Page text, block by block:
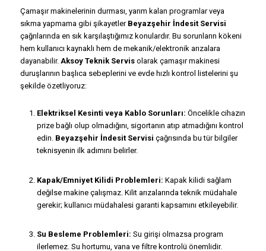
Çamaşır makinelerinin durması, yarım kalan programlar veya
sıkma yapmama gibi şikayetler Beyazşehir İndesit Servisi
çağrılarında en sık karşılaştığımız konulardır. Bu sorunların kökeni
hem kullanıcı kaynaklı hem de mekanik/elektronik arızalara
dayanabilir. Aksoy Teknik Servisolarak çamaşır makinesi
duruşlarının başlıca sebeplerini ve evde hızlı kontrol listelerini şu
şekilde özetliyoruz:
Elektriksel Kesinti veya Kablo Sorunları: Öncelikle cihazın
prize bağlı olup olmadığını, sigortanın atıp atmadığını kontrol
edin. Beyazşehir İndesit Servisi çağrısında bu tür bilgiler
teknisyenin ilk adımını belirler.
Kapak/Emniyet Kilidi Problemleri: Kapak kilidi sağlam
değilse makine çalışmaz. Kilit arızalarında teknik müdahale
gerekir; kullanıcı müdahalesi garanti kapsamını etkileyebilir.
Su Besleme Problemleri: Su girişi olmazsa program
ilerlemez. Su hortumu, vana ve filtre kontrolü önemlidir.